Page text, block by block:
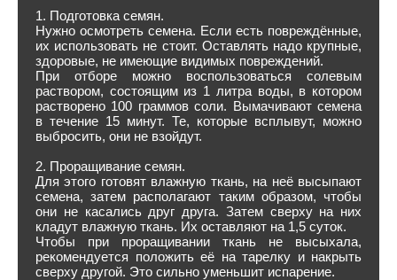
1. Подготовка семян.
Нужно осмотреть семена. Если есть повреждённые,
их использовать не стоит. Оставлять надо крупные,
здоровые, не имеющие видимых повреждений.
При отборе можно воспользоваться солевым
раствором, состоящим из 1 литра воды, в котором
растворено 100 граммов соли. Вымачивают семена
в течение 15 минут. Те, которые всплывут, можно
выбросить, они не взойдут.
2. Проращивание семян.
Для этого готовят влажную ткань, на неё высыпают
семена, затем располагают таким образом, чтобы
они не касались друг друга. Затем сверху на них
кладут влажную ткань. Их оставляют на 1,5 суток.
Чтобы при проращивании ткань не высыхала,
рекомендуется положить её на тарелку и накрыть
сверху другой. Это сильно уменьшит испарение.